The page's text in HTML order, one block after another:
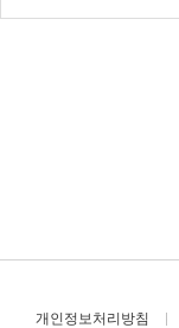
개인정보처리방침